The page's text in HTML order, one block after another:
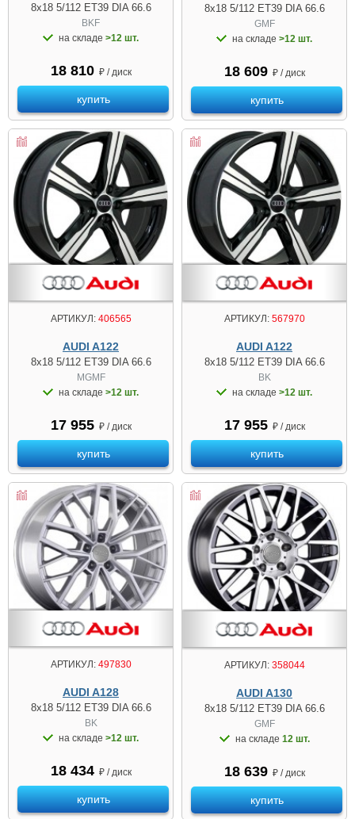
8x18 5/112 ET39 DIA 66.6
BKF
на складе >12 шт.
18 810 ₽ / диск
купить
8x18 5/112 ET39 DIA 66.6
GMF
на складе >12 шт.
18 609 ₽ / диск
купить
АРТИКУЛ:406565
AUDI A122
8x18 5/112 ET39 DIA 66.6
MGMF
на складе >12 шт.
17 955 ₽ / диск
купить
АРТИКУЛ:567970
AUDI A122
8x18 5/112 ET39 DIA 66.6
BK
на складе >12 шт.
17 955 ₽ / диск
купить
АРТИКУЛ:497830
AUDI A128
8x18 5/112 ET39 DIA 66.6
BK
на складе >12 шт.
18 434 ₽ / диск
купить
АРТИКУЛ:358044
AUDI A130
8x18 5/112 ET39 DIA 66.6
GMF
на складе 12 шт.
18 639 ₽ / диск
купить